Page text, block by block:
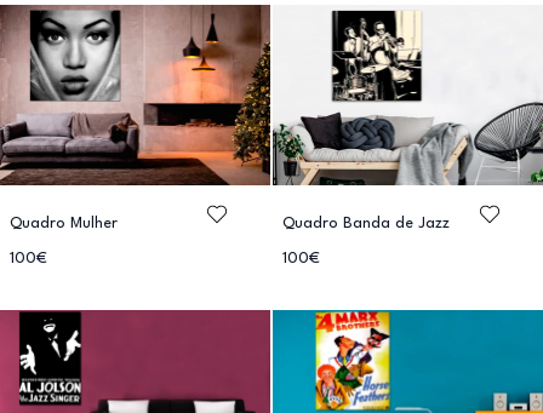
Quadro Mulher
100€
Quadro Banda de Jazz
100€